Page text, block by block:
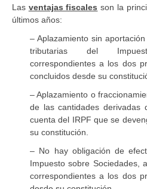
Las ventajas fiscales son la
últimos años:
– Aplazamiento sin
tributarias del
correspondientes a los dos
concluidos desde su
– Aplazamiento o
de las cantidades derivadas
cuenta del IRPF que se
su constitución.
– No hay obligación de
Impuesto sobre Sociedades,
correspondientes a los dos